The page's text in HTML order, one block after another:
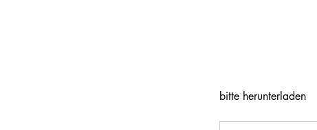
bitte herunterladen